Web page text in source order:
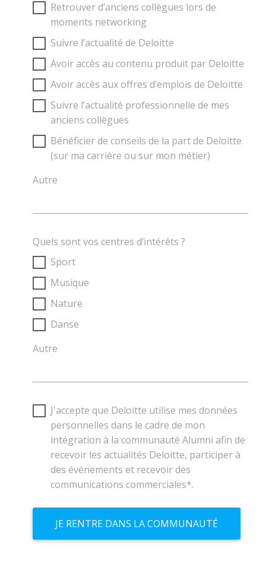
Retrouver d’anciens collègues lors de
moments networking
Suivre l’actualité de Deloitte
Avoir accès au contenu produit par Deloitte
Avoir accès aux offres d’emplois de Deloitte
Suivre l’actualité professionnelle de mes
anciens collègues
Bénéficier de conseils de la part de Deloitte
(sur ma carrière ou sur mon métier)
Autre
Quels sont vos centres d’intérêts ?
Sport
Musique
Nature
Danse
Autre
J'accepte que Deloitte utilise mes données
personnelles dans le cadre de mon
intégration à la communauté Alumni afin de
recevoir les actualités Deloitte, participer à
des événements et recevoir des
communications commerciales*.